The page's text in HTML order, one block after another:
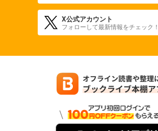
あらすじを表示する
子供の科学 2024年2月号
X公式アカウント
フォローして最新情報をチェック！